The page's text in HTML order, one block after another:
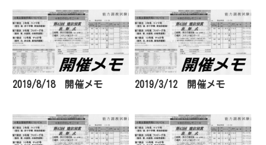
2019/8/18 開催メモ 2019/3/12 開催メモ